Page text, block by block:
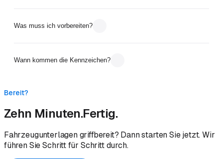
Was muss ich vorbereiten?
Wann kommen die Kennzeichen?
Bereit?
Zehn Minuten.Fertig.
Fahrzeugunterlagen griffbereit? Dann starten Sie jetzt. Wir
führen Sie Schritt für Schritt durch.